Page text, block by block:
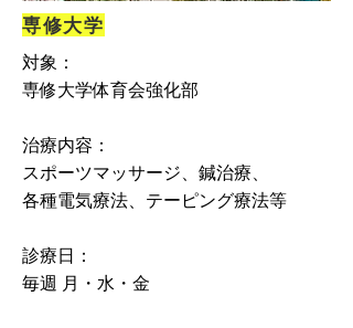
専修大学
対象：
専修大学体育会強化部
治療内容：
スポーツマッサージ、鍼治療、
各種電気療法、テーピング療法等
診療日：
毎週 月・水・金